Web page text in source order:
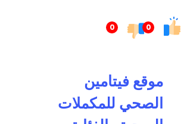
0
0إلى
موقع فيتامين
الصحي للمكملات